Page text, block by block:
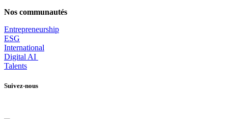
Nos communautés
Entrepreneurship
ESG
International
Digital AI
Talents
Suivez-nous